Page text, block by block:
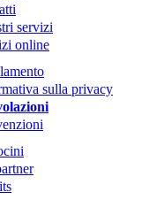
servizi
online
sulla privacy